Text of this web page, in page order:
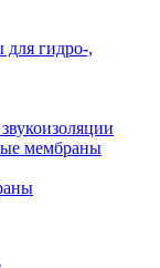
гидро-,
мембраны